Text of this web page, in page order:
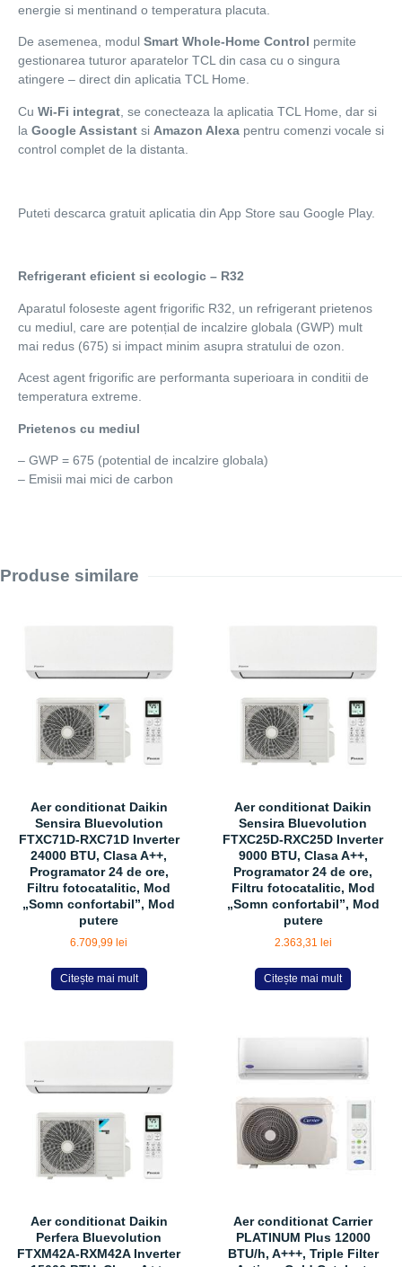
energie si mentinand o temperatura placuta.
De asemenea, modul Smart Whole-Home Control permite
gestionarea tuturor aparatelor TCL din casa cu o singura
atingere – direct din aplicatia TCL Home.
Cu Wi-Fi integrat , se conecteaza la aplicatia TCL Home, dar si
la Google Assistant si Amazon Alexa pentru comenzi vocale si
control complet de la distanta.
Puteti descarca gratuit aplicatia din App Store sau Google Play.
Refrigerant eficient si ecologic – R32
Aparatul foloseste agent frigorific R32, un refrigerant prietenos
cu mediul, care are potențial de incalzire globala (GWP) mult
mai redus (675) si impact minim asupra stratului de ozon.
Acest agent frigorific are performanta superioara in conditii de
temperatura extreme.
Prietenos cu mediul
– GWP = 675 (potential de incalzire globala)
– Emisii mai mici de carbon
Produse similare
Aer conditionat Daikin
Sensira Bluevolution
FTXC71D-RXC71D Inverter
24000 BTU, Clasa A++,
Programator 24 de ore,
Filtru fotocatalitic, Mod
„Somn confortabil”, Mod
putere
6.709,99lei
Citește mai mult
Aer conditionat Daikin
Sensira Bluevolution
FTXC25D-RXC25D Inverter
9000 BTU, Clasa A++,
Programator 24 de ore,
Filtru fotocatalitic, Mod
„Somn confortabil”, Mod
putere
2.363,31 lei
Citește mai mult
Aer conditionat Daikin
Perfera Bluevolution
FTXM42A-RXM42A Inverter
Aer conditionat Carrier
PLATINUM Plus 12000
BTU/h, A+++, Triple Filter